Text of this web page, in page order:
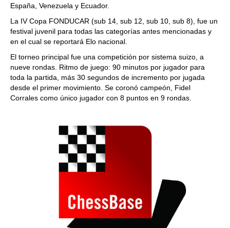
España, Venezuela y Ecuador.
La IV Copa FONDUCAR (sub 14, sub 12, sub 10, sub 8), fue un
festival juvenil para todas las categorías antes mencionadas y
en el cual se reportará Elo nacional.
El torneo principal fue una competición por sistema suizo, a
nueve rondas. Ritmo de juego: 90 minutos por jugador para
toda la partida, más 30 segundos de incremento por jugada
desde el primer movimiento. Se coronó campeón, Fidel
Corrales como único jugador con 8 puntos en 9 rondas.